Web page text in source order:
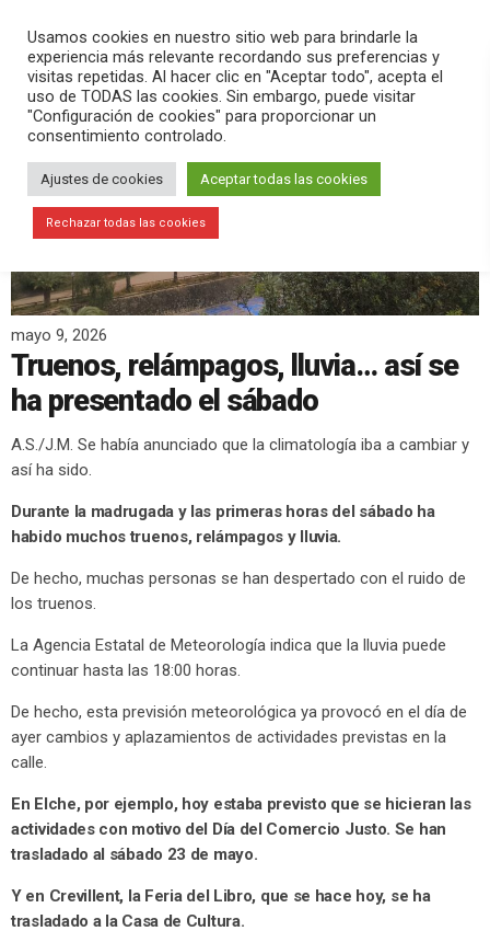
search menu pause PLAY
mayo 9, 2026
Truenos, relámpagos, lluvia… así se
ha presentado el sábado
A.S./J.M. Se había anunciado que la climatología iba a cambiar y
así ha sido.
Durante la madrugada y las primeras horas del sábado ha
habido muchos truenos, relámpagos y lluvia.
De hecho, muchas personas se han despertado con el ruido de
los truenos.
La Agencia Estatal de Meteorología indica que la lluvia puede
continuar hasta las 18:00 horas.
De hecho, esta previsión meteorológica ya provocó en el día de
ayer cambios y aplazamientos de actividades previstas en la
calle.
En Elche, por ejemplo, hoy estaba previsto que se hicieran las
actividades con motivo del Día del Comercio Justo. Se han
trasladado al sábado 23 de mayo.
Y en Crevillent, la Feria del Libro, que se hace hoy, se ha
trasladado a la Casa de Cultura.
Usamos cookies en nuestro sitio web para brindarle la
experiencia más relevante recordando sus preferencias y
visitas repetidas. Al hacer clic en "Aceptar todo", acepta el
uso de TODAS las cookies. Sin embargo, puede visitar
"Configuración de cookies" para proporcionar un
consentimiento controlado.
Ajustes de cookies Aceptar todas las cookies
Rechazar todas las cookies